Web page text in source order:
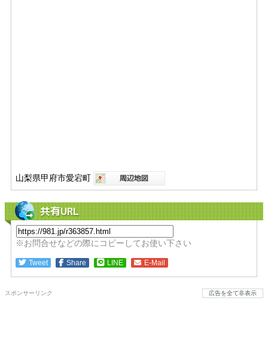
山梨県甲府市愛宕町
共有URL
※お問合せなどの際にコピーしてお使い下さい
Tweet Share LINE E-Mail
スポンサーリンク 広告を全て非表示